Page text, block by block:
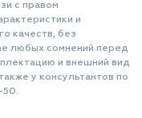
с правом
и
качеств, без
любых сомнений перед
и внешний вид
у консультантов по
50.